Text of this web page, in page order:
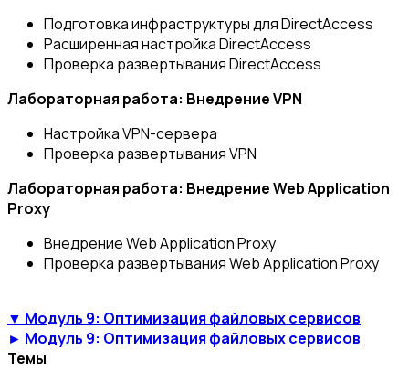
Подготовка инфраструктуры для DirectAccess
Расширенная настройка DirectAccess
Проверка развертывания DirectAccess
Лабораторная работа: Внедрение VPN
Настройка VPN-сервера
Проверка развертывания VPN
Лабораторная работа: Внедрение Web Application
Proxy
Внедрение Web Application Proxy
Проверка развертывания Web Application Proxy
▼ Модуль 9: Оптимизация файловых сервисов
► Модуль 9: Оптимизация файловых сервисов
Темы